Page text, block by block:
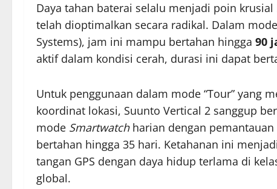
Daya tahan baterai selalu menjadi poin
telah dioptimalkan secara radikal. Dalam
Systems), jam ini mampu bertahan hingga 90
aktif dalam kondisi cerah, durasi ini dapat
Untuk penggunaan dalam mode “Tour” yang
koordinat lokasi, Suunto Vertical 2 sanggup
mode Smartwatchharian dengan pemantauan
bertahan hingga 35 hari. Ketahanan ini
tangan GPS dengan daya hidup terlama di
global.